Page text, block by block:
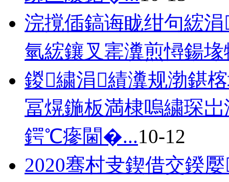
浣撹偛鎬诲眬绀句綋
氫綋鑲叉寚瀵煎憳鍚
鍐繍涓績瀵规渤鍖
冨熀鍦板満棣嗚繍琛
鍔℃瘮閫�...10-12
2020骞村叏鍥借交鍨